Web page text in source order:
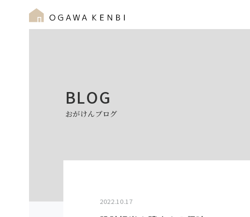
BLOG
おがけんブログ
2022.10.17